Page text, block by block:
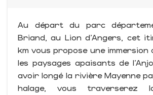
Au départ du parc
Briand, au Lion d’Angers, cet
km vous propose une immersion
les paysages apaisants de
avoir longé la rivière Mayenne
halage, vous traverserez